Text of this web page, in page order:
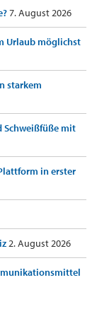
7. August 2026
Urlaub möglichst
starkem
Schweißfüße mit
in erster
2. August 2026